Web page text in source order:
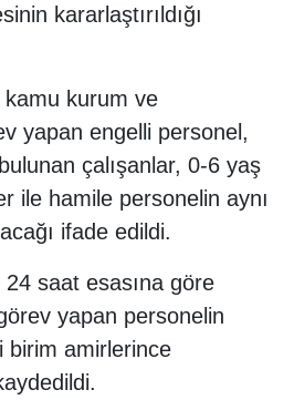
kararlaştırıldığı
kamu kurum ve
yapan engelli personel,
çalışanlar, 0-6 yaş
ile hamile personelin aynı
ifade edildi.
saat esasına göre
yapan personelin
birim amirlerince